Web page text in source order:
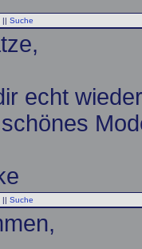
|| Suche
echt
|| Suche